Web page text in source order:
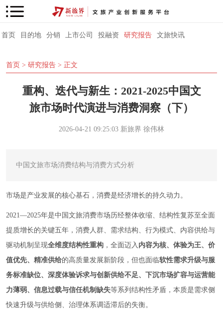
首页 目的地 分销 上市公司 投融资 研究报告 文旅快讯
首页 > 研究报告 > 正文
重构、迭代与新生：2021-2025中国文
旅市场时代演进与消费洞察（下）
2026-04-21 09:25:03 新旅界 徐伟林
中国文旅市场消费结构与消费方式分析
市场是产业发展的核心基石，消费是经济增长的持久动力。
2021—2025年是中国文旅消费市场历经整体收缩、结构性复苏至全面
提质增长的关键五年，消费人群、需求结构、行为模式、内容供给与
驱动机制呈现全维度结构性重构 ，全面迈入 内容为核、体验为王、价
值优先、精准供给的高质量发展新阶段，但也面临软性需求升级与服
务标准缺位、深度体验诉求与创新供给不足、下沉市场扩容与运营能
力薄弱、信息过载与信任机制缺失等系列结构性矛盾，本质是需求侧
快速升级与供给侧、治理体系调适滞后的失衡。